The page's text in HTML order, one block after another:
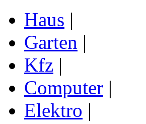
Haus |
Garten |
Kfz |
Computer |
Elektro |